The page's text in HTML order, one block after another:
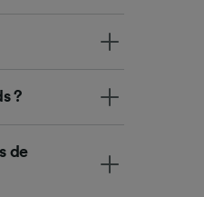
?
de